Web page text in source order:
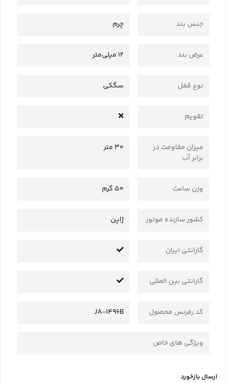
جنس بند چرم
عرض بند 12 میلی‌متر
نوع قفل سگکی
تقویم
میزان مقاومت در
برابر آب
30 متر
وزن ساعت 50 گرم
کشور سازنده موتور ژاپن
گارانتی ایران
گارانتی بین المللی
کد رفرنس محصول JA-1496B
ویژگی های خاص
ارسال بازخورد